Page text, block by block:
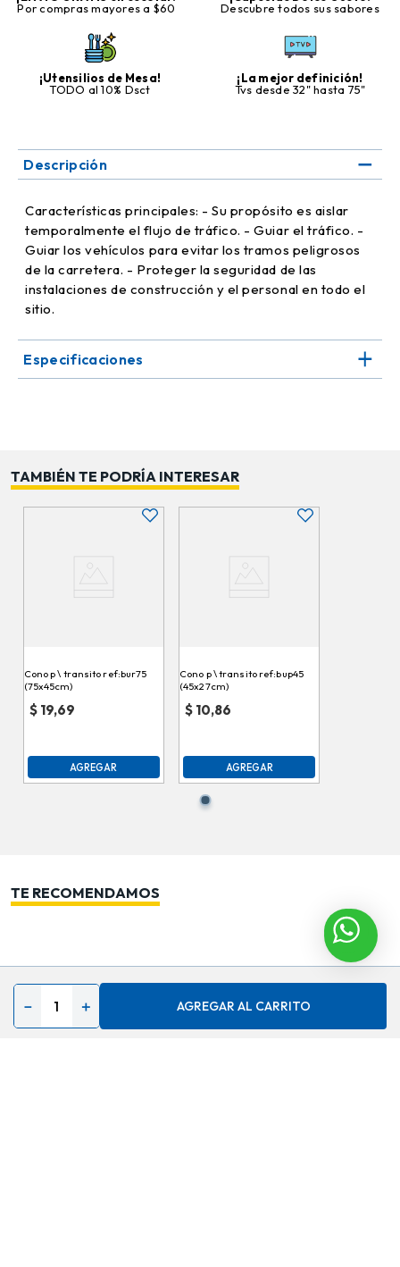
＋
－ AGREGAR AL CARRITO
Por compras mayores a $60
Descubre todos sus sabores
¡Utensilios de Mesa!
TODO al 10% Dsct
¡La mejor definición!
Tvs desde 32" hasta 75"
Descripción
Características principales: - Su propósito es aislar
temporalmente el flujo de tráfico. - Guiar el tráfico. -
Guiar los vehículos para evitar los tramos peligrosos
de la carretera. - Proteger la seguridad de las
instalaciones de construcción y el personal en todo el
sitio.
Especificaciones
TAMBIÉN TE PODRÍA INTERESAR
Cono p \ transito ref:bur75
(75x45cm)
$ 19,69
AGREGAR
Cono p \ transito ref:bup45
(45x27cm)
$ 10,86
AGREGAR
TE RECOMENDAMOS
Contáctenos
Acerca de